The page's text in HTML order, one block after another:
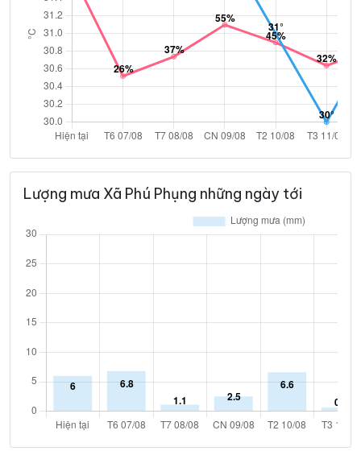
Lượng mưa Xã Phú Phụng những ngày tới